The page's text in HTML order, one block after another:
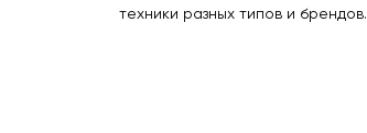
техники разных типов и брендов.